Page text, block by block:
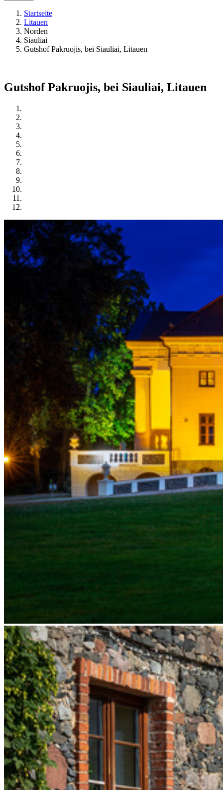
Startseite
Litauen
Norden
Siauliai
Gutshof Pakruojis, bei Siauliai, Litauen
Gutshof Pakruojis, bei Siauliai, Litauen